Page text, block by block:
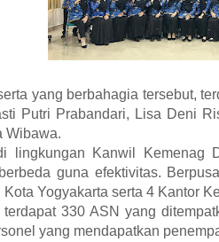
yang berbahagia tersebut,
Putri Prabandari, Lisa Deni
Wibawa.
lingkungan Kanwil
guna efektivitas.
Yogyakarta serta 4 Kantor
terdapat 330 ASN yang
yang mendapatkan